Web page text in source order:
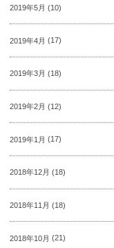
2019年5月 (10)
2019年4月 (17)
2019年3月 (18)
2019年2月 (12)
2019年1月 (17)
2018年12月 (18)
2018年11月 (18)
2018年10月 (21)